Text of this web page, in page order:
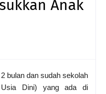
Anak
bulan dan sudah sekolah
Dini) yang ada di